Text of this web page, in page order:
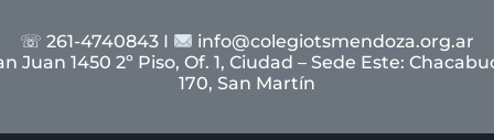
☏ 261-4740843 I
info@colegiotsmendoza.org.ar
Juan 1450 2º Piso, Of. 1, Ciudad – Sede Este:
170, San Martín